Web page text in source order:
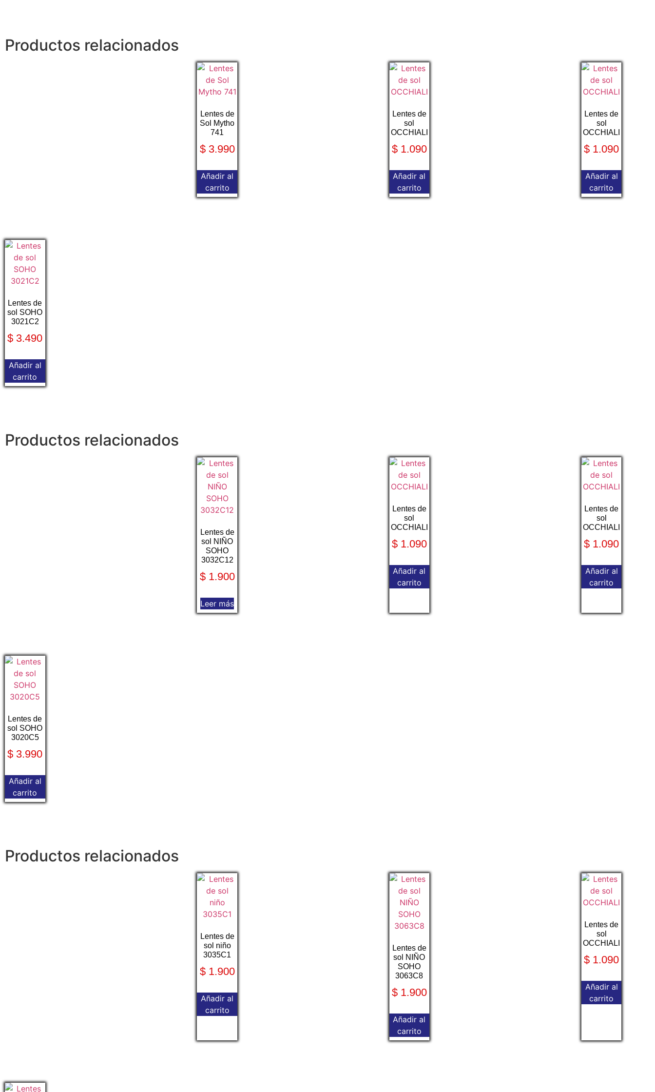
Productos relacionados
Lentes de
Sol Mytho
741
$3.990
Añadir al
carrito
Lentes de
sol
OCCHIALI
$1.090
Añadir al
carrito
Lentes de
sol
OCCHIALI
$ 1.090
Añadir al
carrito
Lentes de
sol SOHO
3021C2
$ 3.490
Añadir al
carrito
Productos relacionados
Lentes de
sol NIÑO
SOHO
3032C12
$1.900
Leer más
Lentes de
sol
OCCHIALI
$1.090
Añadir al
carrito
Lentes de
sol
OCCHIALI
$ 1.090
Añadir al
carrito
Lentes de
sol SOHO
3020C5
$ 3.990
Añadir al
carrito
Productos relacionados
Lentes de
sol niño
3035C1
$1.900
Añadir al
carrito
Lentes de
sol NIÑO
SOHO
3063C8
$1.900
Añadir al
carrito
Lentes de
sol
OCCHIALI
$ 1.090
Añadir al
carrito